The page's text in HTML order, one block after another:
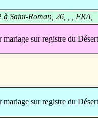
à Saint-Roman, 26, , , FRA,
sur registre du
sur registre du